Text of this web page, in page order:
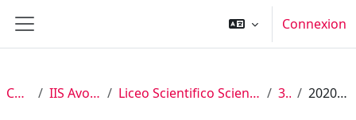
Panneau latéral
Connexion
Cours IIS Avogadro Liceo Scientifico Scienze Applicate 3° L 2020/2021